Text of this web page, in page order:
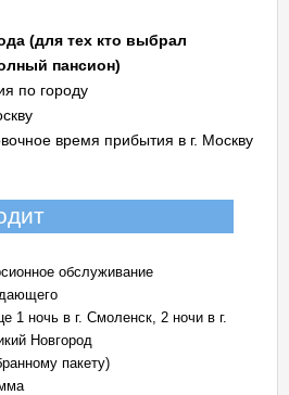
(для тех кто выбрал
пансион)
по городу
время прибытия в г. Москву
обслуживание
1 ночь в г. Смоленск, 2 ночи в г.
Новгород
пакету)